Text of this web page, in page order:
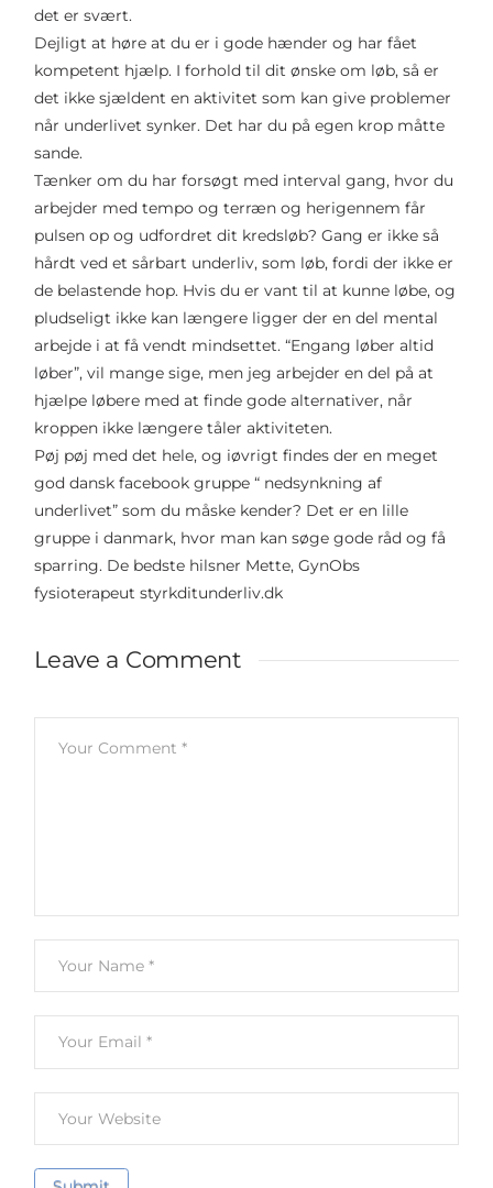
det er svært.
Dejligt at høre at du er i gode hænder og har fået
kompetent hjælp. I forhold til dit ønske om løb, så er
det ikke sjældent en aktivitet som kan give problemer
når underlivet synker. Det har du på egen krop måtte
sande.
Tænker om du har forsøgt med interval gang, hvor du
arbejder med tempo og terræn og herigennem får
pulsen op og udfordret dit kredsløb? Gang er ikke så
hårdt ved et sårbart underliv, som løb, fordi der ikke er
de belastende hop. Hvis du er vant til at kunne løbe, og
pludseligt ikke kan længere ligger der en del mental
arbejde i at få vendt mindsettet. “Engang løber altid
løber”, vil mange sige, men jeg arbejder en del på at
hjælpe løbere med at finde gode alternativer, når
kroppen ikke længere tåler aktiviteten.
Pøj pøj med det hele, og iøvrigt findes der en meget
god dansk facebook gruppe “ nedsynkning af
underlivet” som du måske kender? Det er en lille
gruppe i danmark, hvor man kan søge gode råd og få
sparring. De bedste hilsner Mette, GynObs
fysioterapeut styrkditunderliv.dk
Leave a Comment